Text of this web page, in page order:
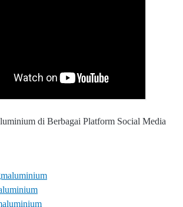
di Berbagai Platform Social Media